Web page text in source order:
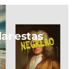
estas